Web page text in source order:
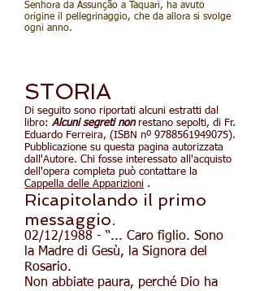
Senhora da Assunção a Taquari, ha avuto
origine il pellegrinaggio, che da allora si svolge
ogni anno.
STORIA
Di seguito sono riportati alcuni estratti dal
libro: Alcuni segreti nonrestano sepolti, di Fr.
Eduardo Ferreira, (ISBN nº 9788561949075).
Pubblicazione su questa pagina autorizzata
dall'Autore. Chi fosse interessato all'acquisto
dell'opera completa può contattare la
Cappella delle Apparizioni .
Ricapitolando il primo
messaggio.
02/12/1988 - “... Caro figlio. Sono
la Madre di Gesù, la Signora del
Rosario.
Non abbiate paura, perché Dio ha